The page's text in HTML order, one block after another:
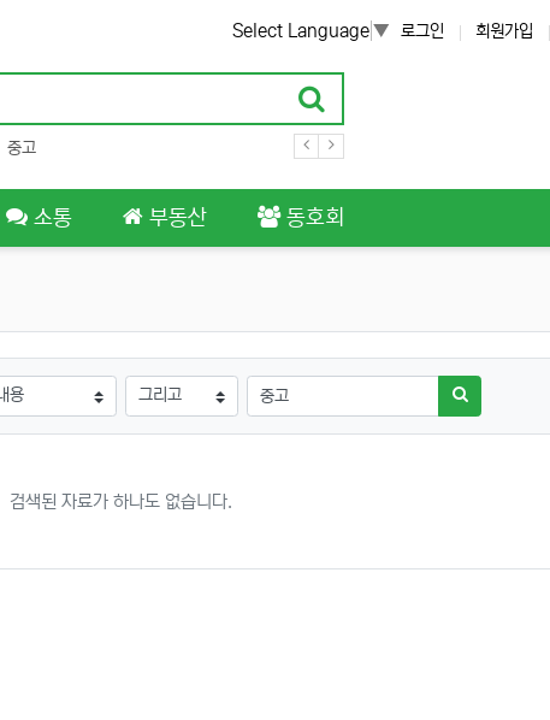
로그인 회원가입
중고
소통 부동산 동호회
Select Language▼
검색방법 검색어
검색하기
검색된 자료가 하나도 없습니다.